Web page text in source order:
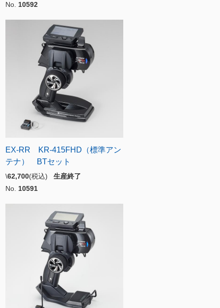
No. 10592
EX-RR KR-415FHD（標準アン
テナ） BTセット
\62,700(税込) 生産終了
No. 10591